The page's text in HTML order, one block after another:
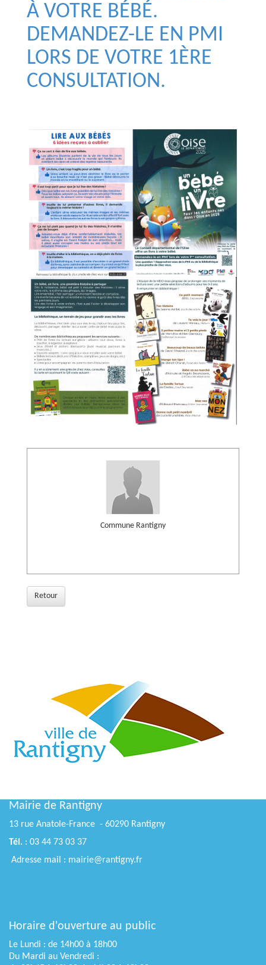
À VOTRE BÉBÉ.
DEMANDEZ-LE EN PMI
LORS DE VOTRE 1ÈRE
CONSULTATION.
Commune Rantigny
Retour
Mairie de Rantigny
13 rue Anatole-France - 60290 Rantigny
Tél. : 03 44 73 03 37
Adresse mail : mairie@rantigny.fr
Horaire d'ouverture au public
Le Lundi : de 14h00 à 18h00
Du Mardi au Vendredi :